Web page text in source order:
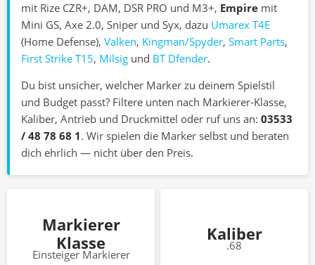
mit Rize CZR+, DAM, DSR PRO und M3+, Empire mit
Mini GS, Axe 2.0, Sniper und Syx, dazu Umarex T4E
(Home Defense), Valken, Kingman/Spyder, Smart Parts,
First Strike T15, Milsig und BT Dfender.
Du bist unsicher, welcher Marker zu deinem Spielstil
und Budget passt? Filtere unten nach Markierer-Klasse,
Kaliber, Antrieb und Druckmittel oder ruf uns an: 03533
/ 48 78 68 1. Wir spielen die Marker selbst und beraten
dich ehrlich — nicht über den Preis.
Markierer
Klasse
Einsteiger Markierer
Kaliber
.68